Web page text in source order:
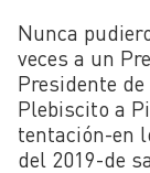
Nunca
veces a un
Presidente
Plebiscito a
tentación-en
del 2019-de